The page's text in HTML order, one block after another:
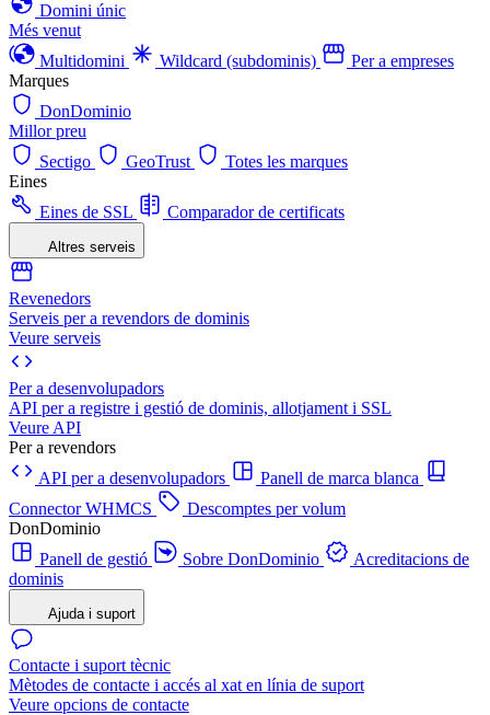
Domini únic
Més venut
Multidomini
Wildcard (subdominis)
Per a empreses
Marques
DonDominio
Millor preu
Sectigo
GeoTrust
Totes les marques
Eines
Eines de SSL
Comparador de certificats
Altres serveis
Revenedors
Serveis per a revendors de dominis
Veure serveis
Per a desenvolupadors
API per a registre i gestió de dominis, allotjament i SSL
Veure API
Per a revendors
API per a desenvolupadors
Panell de marca blanca
Connector WHMCS
Descomptes per volum
DonDominio
Panell de gestió
Sobre DonDominio
Acreditacions de
dominis
Ajuda i suport
Contacte i suport tècnic
Mètodes de contacte i accés al xat en línia de suport
Veure opcions de contacte